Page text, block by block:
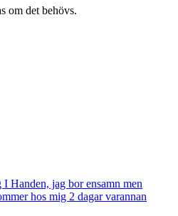
om det behövs.
Handen, jag bor ensamn men
hos mig 2 dagar varannan